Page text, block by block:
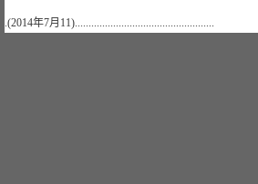
.(2014年7月11)...................................................